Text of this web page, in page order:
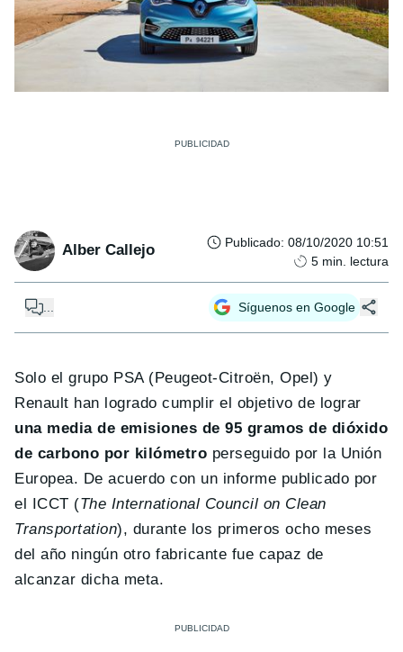
Alber Callejo Publicado: 08/10/2020 10:51
5 min. lectura
Síguenos en Google
Solo el grupo PSA (Peugeot-Citroën, Opel) y
Renault han logrado cumplir el objetivo de lograr
una media de emisiones de 95 gramos de dióxido
de carbono por kilómetro perseguido por la Unión
Europea. De acuerdo con un informe publicado por
el ICCT (The International Council on Clean
Transportation), durante los primeros ocho meses
del año ningún otro fabricante fue capaz de
alcanzar dicha meta.